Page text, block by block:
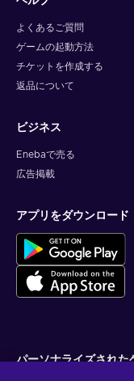
よくあるご質問
ゲームの起動方法
チケットを作成する
返品について
ビジネス
Enebaで売る
広告掲載
アプリをダウンロード
パーソナライズされた